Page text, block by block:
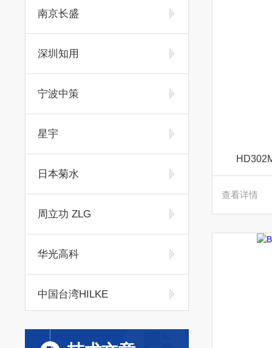
南京长盛
深圳知用
宁波中策
星宇
日本菊水
周立功 ZLG
华光高科
中国台湾HILKE
查看详情